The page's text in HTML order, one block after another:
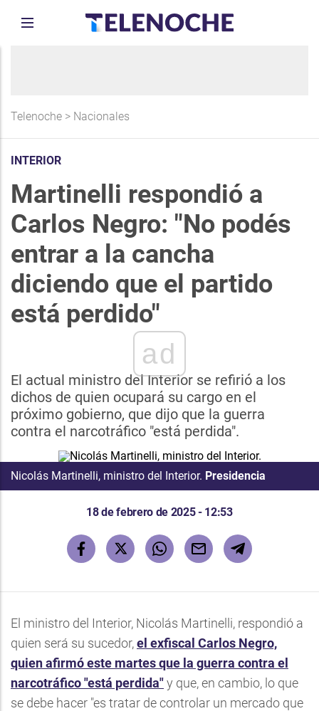
Telenoche > Nacionales
INTERIOR
Martinelli respondió a
Carlos Negro: "No podés
entrar a la cancha
diciendo que el partido
está perdido"
ad
El actual ministro del Interior se refirió a los
dichos de quien ocupará su cargo en el
próximo gobierno, que dijo que la guerra
contra el narcotráfico "está perdida".
Nicolás Martinelli, ministro del Interior. Presidencia
18 de febrero de 2025 - 12:53
El ministro del Interior, Nicolás Martinelli, respondió a
quien será su sucedor,el exfiscal Carlos Negro,
quien afirmó este martes que la guerra contra el
narcotráfico "está perdida"y que, en cambio, lo que
se debe hacer "es tratar de controlar un mercado que